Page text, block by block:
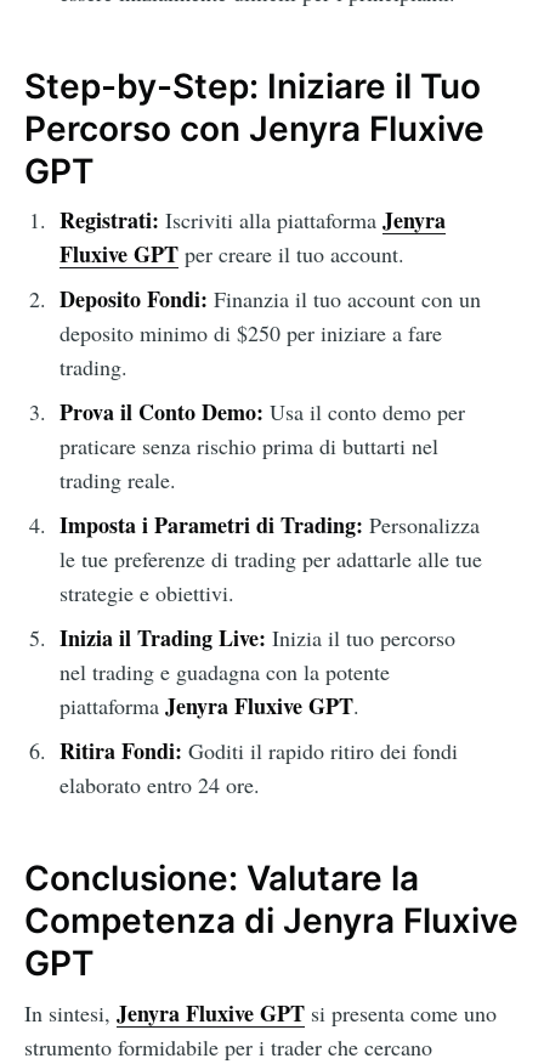
Step-by-Step: Iniziare il Tuo
Percorso con Jenyra Fluxive
GPT
Registrati: Iscriviti alla piattaforma Jenyra
Fluxive GPTper creare il tuo account.
Deposito Fondi: Finanzia il tuo account con un
deposito minimo di $250 per iniziare a fare
trading.
Prova il Conto Demo: Usa il conto demo per
praticare senza rischio prima di buttarti nel
trading reale.
Imposta i Parametri di Trading: Personalizza
le tue preferenze di trading per adattarle alle tue
strategie e obiettivi.
Inizia il Trading Live: Inizia il tuo percorso
nel trading e guadagna con la potente
piattaforma Jenyra Fluxive GPT.
Ritira Fondi: Goditi il rapido ritiro dei fondi
elaborato entro 24 ore.
Conclusione: Valutare la
Competenza di Jenyra Fluxive
GPT
In sintesi, Jenyra Fluxive GPT si presenta come uno
strumento formidabile per i trader che cercano